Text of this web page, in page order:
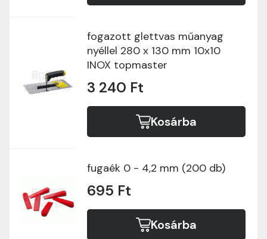
fogazott glettvas műanyag
nyéllel 280 x 130 mm 10x10
INOX topmaster
3 240 Ft
Kosárba
fugaék 0 - 4,2 mm (200 db)
695 Ft
Kosárba